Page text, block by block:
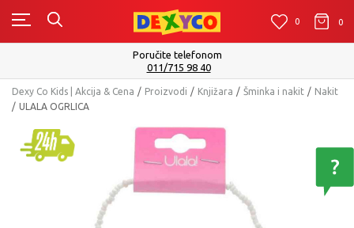
0 0 0
Poručite telefonom
011/715 98 40
Dexy Co Kids | Akcija & Cena Proizvodi Knjižara Šminka i nakit
Nakit
ULALA OGRLICA